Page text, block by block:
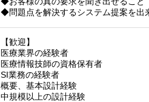
◆問題点を解決するシステム提案を出
【歓迎】
医療業界の経験者
医療情報技師の資格保有者
SI業務の経験者
概要、基本設計経験
中規模以上の設計経験